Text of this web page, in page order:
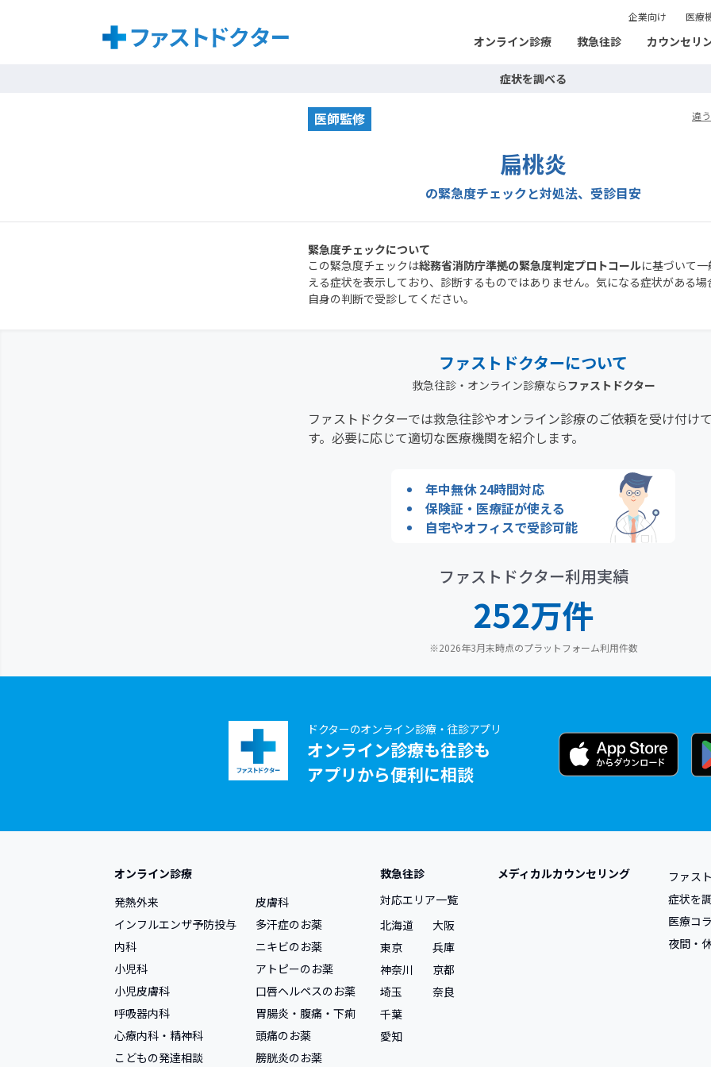
企業向け 医療
オンライン診療 救急往診 カウンセリ
症状を調べる
医師監修 違
扁桃炎
の緊急度チェックと対処法、受診目安
緊急度チェックについて
この緊急度チェックは総務省消防庁準拠の緊急度判定プロトコールに基づいて
える症状を表示しており、診断するものではありません。気になる症状がある場
自身の判断で受診してください。
ファストドクターについて
救急往診・オンライン診療ならファストドクター
ファストドクターでは救急往診やオンライン診療のご依頼を受け付け
す。必要に応じて適切な医療機関を紹介します。
年中無休 24時間対応
保険証・医療証が使える
自宅やオフィスで受診可能
ファストドクター利用実績
252万件
※2026年3月末時点のプラットフォーム利用件数
ドクターのオンライン診療・往診アプリ
オンライン診療も往診も
アプリから便利に相談
オンライン診療
発熱外来
インフルエンザ予防投与
内科
小児科
小児皮膚科
呼吸器内科
心療内科・精神科
こどもの発達相談
皮膚科
多汗症のお薬
ニキビのお薬
アトピーのお薬
口唇ヘルペスのお薬
胃腸炎・腹痛・下痢
頭痛のお薬
膀胱炎のお薬
救急往診
対応エリア一覧
北海道
東京
神奈川
埼玉
千葉
愛知
大阪
兵庫
京都
奈良
メディカルカウンセリング
ファス
症状を
医療コ
夜間・